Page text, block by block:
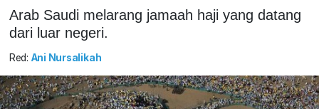
Arab Saudi melarang jamaah haji yang datang
dari luar negeri.
Red: Ani Nursalikah